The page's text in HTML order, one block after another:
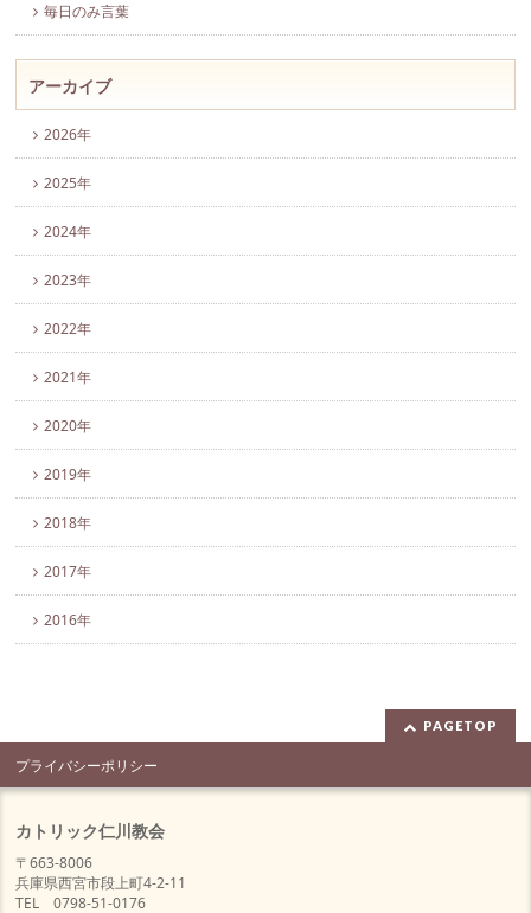
毎日のみ言葉
アーカイブ
2026年
2025年
2024年
2023年
2022年
2021年
2020年
2019年
2018年
2017年
2016年
PAGETOP
プライバシーポリシー
カトリック仁川教会
〒663-8006
兵庫県西宮市段上町4-2-11
TEL 0798-51-0176